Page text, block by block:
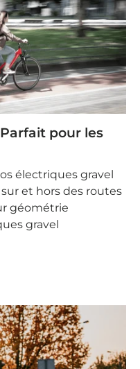
pour les
électriques gravel
et hors des routes
géométrie
gravel